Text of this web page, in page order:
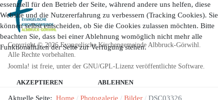
Copyright © 2026 Evangelische Kirchengemeinde Albbruck-Görwihl.
Alle Rechte vorbehalten.
Joomla! ist freie, unter der GNU/GPL-Lizenz veröffentlichte Software.
Aktuelle Seite: Home Photogalerie Bilder DSC03326
essenziell für den Betrieb der Seite, während andere uns helfen, diese
Website und die Nutzererfahrung zu verbessern (Tracking Cookies). Sie
können selbst entscheiden, ob Sie die Cookies zulassen möchten. Bitte
beachten Sie, dass bei einer Ablehnung womöglich nicht mehr alle
Funktionalitäten der Seite zur Verfügung stehen.
AKZEPTIEREN ABLEHNEN